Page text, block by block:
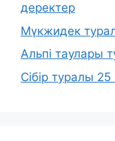
деректер
Мүкжидек
Альпі таулары
Сібір туралы